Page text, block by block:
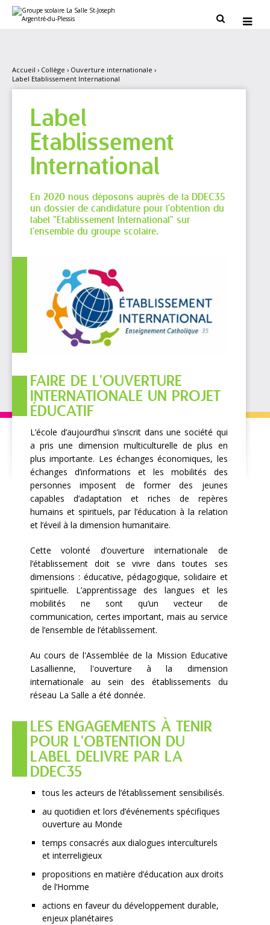
contenu.
personnels
 
Accueil › Collège › Ouverture internationale ›
Label Etablissement International
Label
Etablissement
International
En 2020 nous déposons auprès de la DDEC35
un dossier de candidature pour l'obtention du
label "Etablissement International" sur
l'ensemble du groupe scolaire.
FAIRE DE L'OUVERTURE
INTERNATIONALE UN PROJET
ÉDUCATIF
L’école d’aujourd’hui s’inscrit dans une société qui
a pris une dimension multiculturelle de plus en
plus importante. Les échanges économiques, les
échanges d’informations et les mobilités des
personnes imposent de former des jeunes
capables d’adaptation et riches de repères
humains et spirituels, par l’éducation à la relation
et l’éveil à la dimension humanitaire.
Cette volonté d’ouverture internationale de
l’établissement doit se vivre dans toutes ses
dimensions : éducative, pédagogique, solidaire et
spirituelle. L’apprentissage des langues et les
mobilités ne sont qu’un vecteur de
communication, certes important, mais au service
de l’ensemble de l’établissement.
Au cours de l'Assemblée de la Mission Educative
Lasallienne, l'ouverture à la dimension
internationale au sein des établissements du
réseau La Salle a été donnée.
LES ENGAGEMENTS À TENIR
POUR L'OBTENTION DU
LABEL DELIVRE PAR LA
DDEC35
tous les acteurs de l’établissement sensibilisés.
au quotidien et lors d’événements spécifiques
ouverture au Monde
temps consacrés aux dialogues interculturels
et interreligieux
propositions en matière d’éducation aux droits
de l’Homme
actions en faveur du développement durable,
enjeux planétaires